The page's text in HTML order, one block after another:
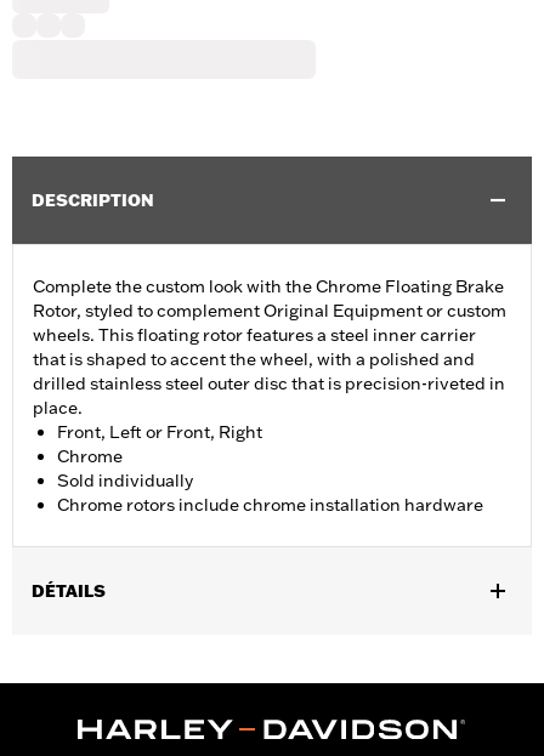
DESCRIPTION
Complete the custom look with the Chrome Floating Brake
Rotor, styled to complement Original Equipment or custom
wheels. This floating rotor features a steel inner carrier
that is shaped to accent the wheel, with a polished and
drilled stainless steel outer disc that is precision-riveted in
place.
Front, Left or Front, Right
Chrome
Sold individually
Chrome rotors include chrome installation hardware
DÉTAILS
FLHXU and FLTRXRRSE) and '09-later Trike models with
Original equipment or accessory wheel with 3.25" bolt circle